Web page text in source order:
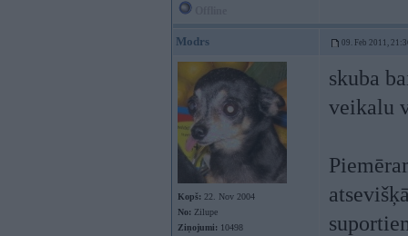
Modrs 09. Feb 2011,
Kopš: 22. Nov 2004
No: Zilupe
Ziņojumi: 10498
skuba
veikalu